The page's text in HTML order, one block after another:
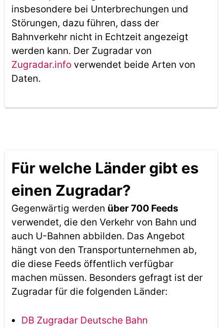
insbesondere bei Unterbrechungen und
Störungen, dazu führen, dass der
Bahnverkehr nicht in Echtzeit angezeigt
werden kann. Der Zugradar von
Zugradar.infoverwendet beide Arten von
Daten.
Für welche Länder gibt es
einen Zugradar?
Gegenwärtig werden über 700 Feeds
verwendet, die den Verkehr von Bahn und
auch U-Bahnen abbilden. Das Angebot
hängt von den Transportunternehmen ab,
die diese Feeds öffentlich verfügbar
machen müssen. Besonders gefragt ist der
Zugradar für die folgenden Länder:
DB Zugradar Deutsche Bahn